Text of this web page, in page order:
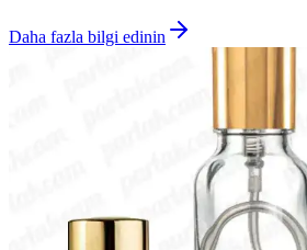
Daha fazla bilgi edinin